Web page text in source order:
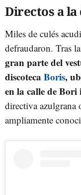
Directos a la
Miles de culés
defraudaron. Tras
gran parte del
discoteca Boris,
en la calle de Bori
directiva azulgrana
ampliamente